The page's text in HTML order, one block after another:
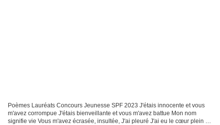
Poèmes Lauréats Concours Jeunesse SPF 2023 J'étais innocente et vous
m'avez corrompue J'étais bienveillante et vous m'avez battue Mon nom
signifie vie Vous m'avez écrasée, insultée, J'ai pleuré J'ai eu le cœur plein et